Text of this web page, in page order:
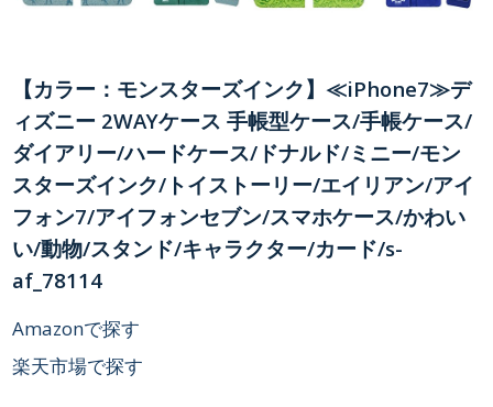
【カラー：モンスターズインク】≪iPhone7≫デ
ィズニー 2WAYケース 手帳型ケース/手帳ケース/
ダイアリー/ハードケース/ドナルド/ミニー/モン
スターズインク/トイストーリー/エイリアン/アイ
フォン7/アイフォンセブン/スマホケース/かわい
い/動物/スタンド/キャラクター/カード/s-
af_78114
Amazonで探す
楽天市場で探す